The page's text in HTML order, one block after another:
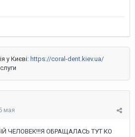
у Києві: https://coral-dent.kiev.ua/
мая
ЧЕЛОВЕК!!!Я ОБРАЩАЛАСЬ ТУТ КО